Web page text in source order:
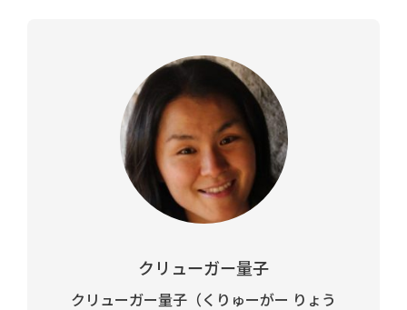
クリューガー量子
クリューガー量子（くりゅーがー りょう